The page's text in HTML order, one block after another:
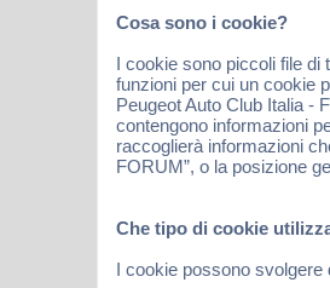
Cosa sono i cookie?
I cookie sono piccoli file di
funzioni per cui un cookie
Peugeot Auto Club Italia -
contengono informazioni
raccoglierà informazioni
FORUM”, o la posizione
Che tipo di cookie
I cookie possono svolgere